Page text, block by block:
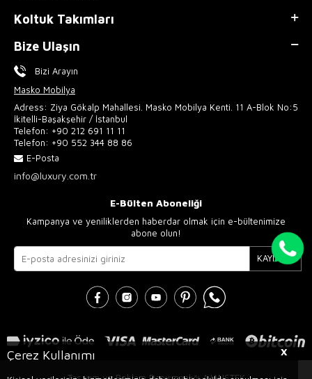
X
Çerez Kullanımı
Koltuk Takımları
Bize Ulaşın
Bizi Arayın
Masko Mobilya
Adress: Ziya Gökalp Mahallesi. Masko Mobilya Kenti. 11 A-Blok No:5
İkitelli-Başakşehir / İstanbul
Telefon: +90 212 691 11 11
Telefon: +90 552 344 88 86
E-Posta
info@luxury.com.tr
E-Bülten Aboneliği
Kampanya ve yeniliklerden haberdar olmak için e-bültenimize
abone olun!
KAYIT OL